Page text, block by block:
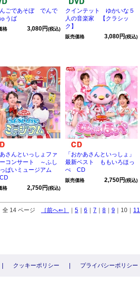
ごであそぼ でんで
うば
格 3,080円(税込)
クインテット ゆかいな５
人の音楽家 【クラシッ
ク】
販売価格 3,080円(税込)
さんといっしょファ
ーコンサート ～ふし
ぱいミュージアム
格 2,750円(税込)
「おかあさんといっしょ」
最新ベスト ももいろほっ
ぺ CD
販売価格 2,750円(税込)
全 14 ページ ［前へ⇐］ 5 6 7 8 9 ｜10｜ 11
クッキーポリシー プライバシーポリシー